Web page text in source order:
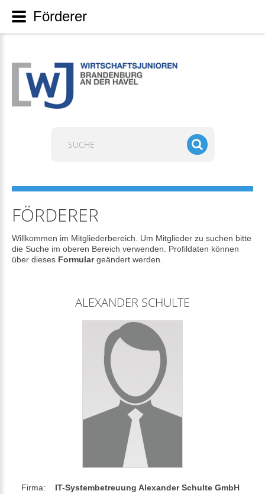
Suchen
FÖRDERER
Willkommen im Mitgliederbereich. Um Mitglieder zu suchen bitte
die Suche im oberen Bereich verwenden. Profildaten können
über dieses Formulargeändert werden.
ALEXANDER SCHULTE
Firma:
IT-Systembetreuung Alexander Schulte GmbH
Förderer